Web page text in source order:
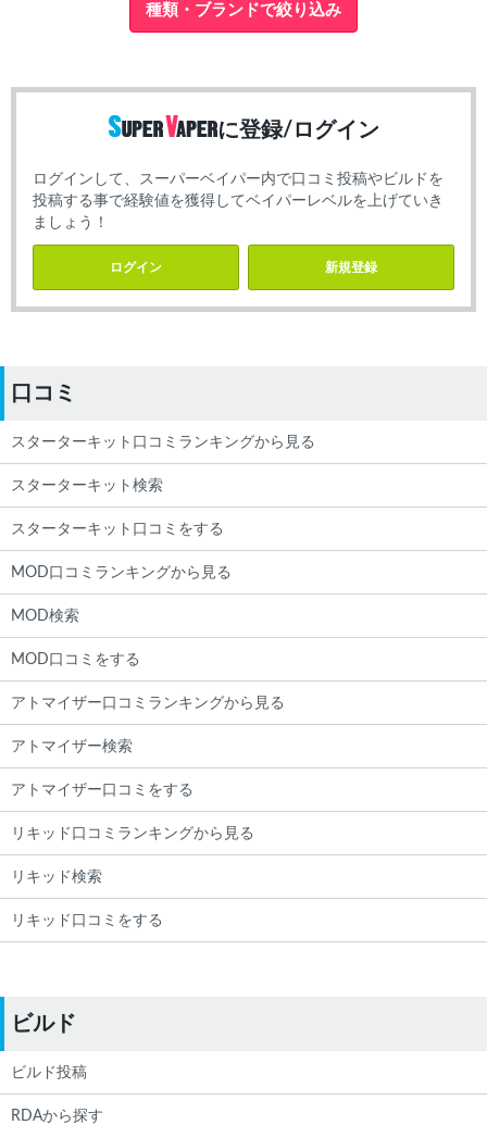
種類・ブランドで絞り込み
に登録/ログイン
ログインして、スーパーベイパー内で口コミ投稿やビルドを
投稿する事で経験値を獲得してベイパーレベルを上げていき
ましょう！
ログイン 新規登録
口コミ
スターターキット口コミランキングから見る
スターターキット検索
スターターキット口コミをする
MOD口コミランキングから見る
MOD検索
MOD口コミをする
アトマイザー口コミランキングから見る
アトマイザー検索
アトマイザー口コミをする
リキッド口コミランキングから見る
リキッド検索
リキッド口コミをする
ビルド
ビルド投稿
RDAから探す